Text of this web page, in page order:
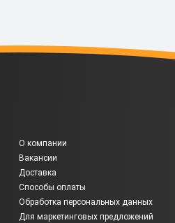
О компании
Вакансии
Доставка
Способы оплаты
Обработка персональных данных
Для маркетинговых предложений